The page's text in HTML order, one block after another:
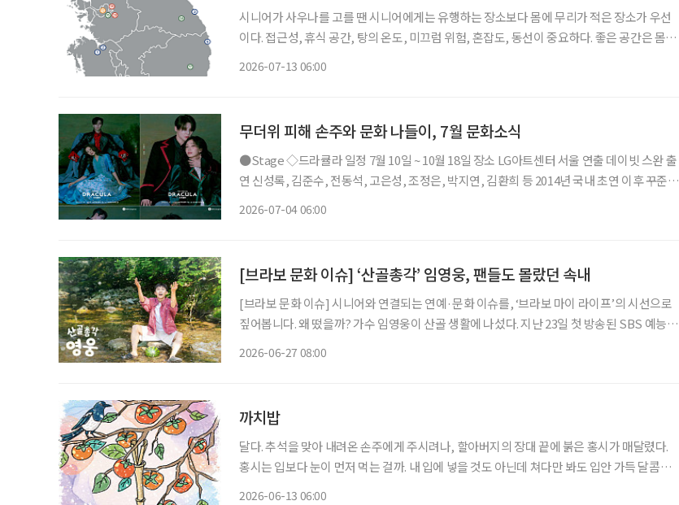
시니어가 사우나를 고를 땐 시니어에게는 유행하는 장소보다 몸에 무리가 적은 장소가 우선
이다. 접근성, 휴식 공간, 탕의 온도, 미끄럼 위험, 혼잡도, 동선이 중요하다. 좋은 공간은 몸을
2026-07-13 06:00
무더위 피해 손주와 문화 나들이, 7월 문화소식
●Stage ◇드라큘라 일정 7월 10일 ~ 10월 18일 장소 LG아트센터 서울 연출 데이빗 스완 출
연 신성록, 김준수, 전동석, 고은성, 조정은, 박지연, 김환희 등 2014년 국내 초연 이후 꾸준히
2026-07-04 06:00
[브라보 문화 이슈] ‘산골총각’ 임영웅, 팬들도 몰랐던 속내
[브라보 문화 이슈] 시니어와 연결되는 연예·문화 이슈를, ‘브라보 마이 라이프’의 시선으로
짚어봅니다. 왜 떴을까? 가수 임영웅이 산골 생활에 나섰다. 지난 23일 첫 방송된 SBS 예능
2026-06-27 08:00
까치밥
달다. 추석을 맞아 내려온 손주에게 주시려나, 할아버지의 장대 끝에 붉은 홍시가 매달렸다.
홍시는 입보다 눈이 먼저 먹는 걸까. 내 입에 넣을 것도 아닌데 쳐다만 봐도 입안 가득 달콤해
2026-06-13 06:00